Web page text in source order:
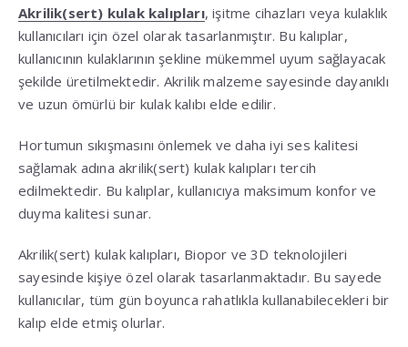
Akrilik(sert) kulak kalıpları, işitme cihazları veya kulaklık
kullanıcıları için özel olarak tasarlanmıştır. Bu kalıplar,
kullanıcının kulaklarının şekline mükemmel uyum sağlayacak
şekilde üretilmektedir. Akrilik malzeme sayesinde dayanıklı
ve uzun ömürlü bir kulak kalıbı elde edilir.
Hortumun sıkışmasını önlemek ve daha iyi ses kalitesi
sağlamak adına akrilik(sert) kulak kalıpları tercih
edilmektedir. Bu kalıplar, kullanıcıya maksimum konfor ve
duyma kalitesi sunar.
Akrilik(sert) kulak kalıpları, Biopor ve 3D teknolojileri
sayesinde kişiye özel olarak tasarlanmaktadır. Bu sayede
kullanıcılar, tüm gün boyunca rahatlıkla kullanabilecekleri bir
kalıp elde etmiş olurlar.